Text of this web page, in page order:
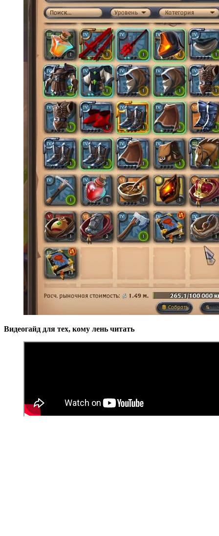
Видеогайд для тех, кому лень читать